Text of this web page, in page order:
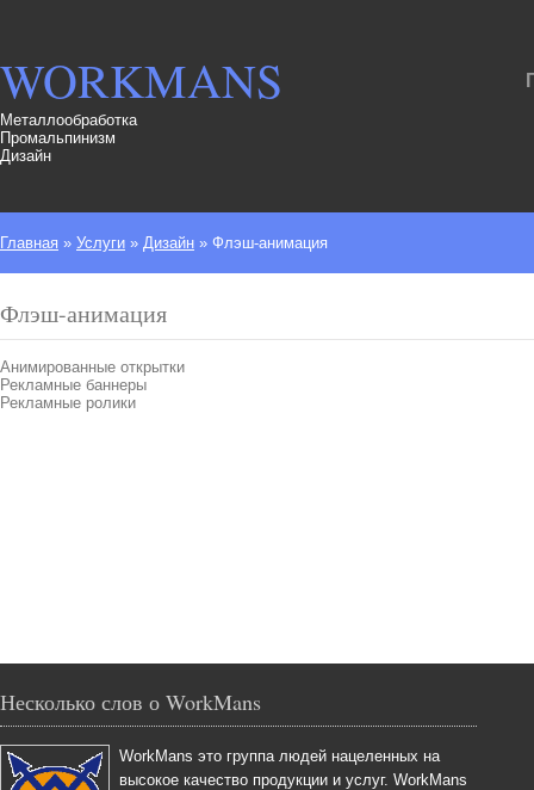
WORKMANS
Металлообработка
Промальпинизм
Дизайн
Главная » Услуги » Дизайн » Флэш-анимация
Флэш-анимация
Анимированные открытки
Рекламные баннеры
Рекламные ролики
Несколько слов о WorkMans
WorkMans это группа людей нацеленных на
высокое качество продукции и услуг. WorkMans